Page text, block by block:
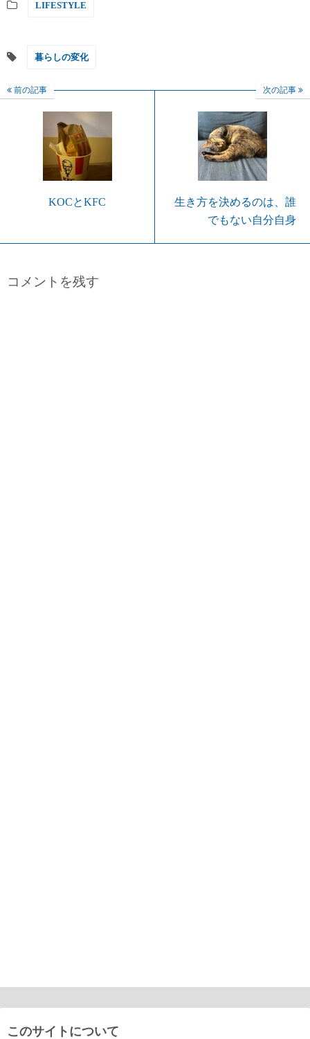
LIFESTYLE
暮らしの変化
前の記事
KOCとKFC
次の記事
生き方を決めるのは、誰
でもない自分自身
コメントを残す
このサイトについて